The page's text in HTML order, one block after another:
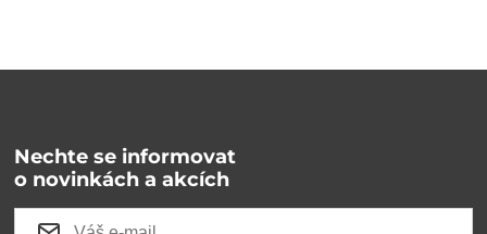
Nechte se informovat
o novinkách a akcích